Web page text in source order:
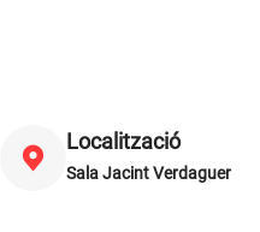
Localització
Sala Jacint Verdaguer